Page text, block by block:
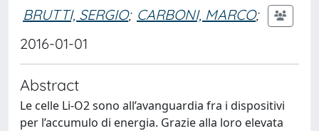
BRUTTI, SERGIO; CARBONI, MARCO;
2016-01-01
Abstract
Le celle Li-O2 sono all’avanguardia fra i dispositivi
per l’accumulo di energia. Grazie alla loro elevata